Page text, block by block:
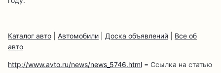
Каталог авто Автомобили Доска объявлений
Все об
авто
http://www.avto.ru/news/news_5746.html = Ссылка на статью